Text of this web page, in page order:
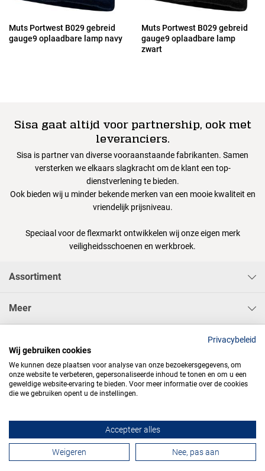
Muts Portwest B029 gebreid
gauge9 oplaadbare lamp navy
Muts Portwest B029 gebreid
gauge9 oplaadbare lamp
zwart
Sisa gaat altijd voor partnership, ook met
leveranciers.
Sisa is partner van diverse vooraanstaande fabrikanten. Samen
versterken we elkaars slagkracht om de klant een top-
dienstverlening te bieden.
Ook bieden wij u minder bekende merken van een mooie kwaliteit en
vriendelijk prijsniveau.
Speciaal voor de flexmarkt ontwikkelen wij onze eigen merk
veiligheidsschoenen en werkbroek.
Assortiment
Meer
Algemene voorwaarden Privacy Webdesign
Contactformulier
Privacybeleid
Wij gebruiken cookies
We kunnen deze plaatsen voor analyse van onze bezoekersgegevens, om
onze website te verbeteren, gepersonaliseerde inhoud te tonen en om u een
geweldige website-ervaring te bieden. Voor meer informatie over de cookies
die we gebruiken opent u de instellingen.
Accepteer alles
Weigeren Nee, pas aan